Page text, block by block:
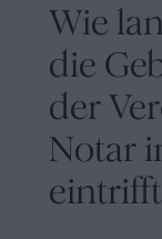
Wie
die
der
Notar